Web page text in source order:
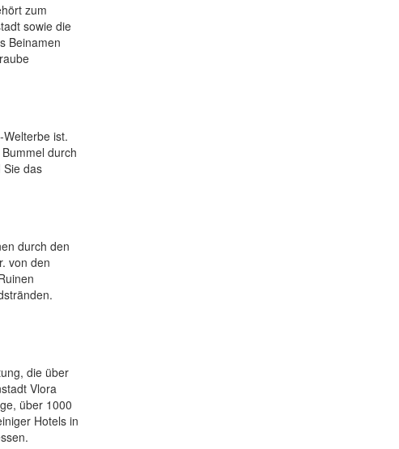
zum
sowie die
Beinamen
ist.
durch
Sie das
durch den
von den
die über
Vlora
über 1000
Hotels in